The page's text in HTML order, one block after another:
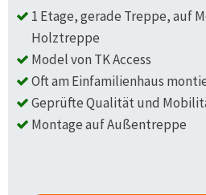
1 Etage, gerade Treppe, auf
Holztreppe
Model von TK Access
Oft am Einfamilienhaus
Geprüfte Qualität und
Montage auf Außentreppe